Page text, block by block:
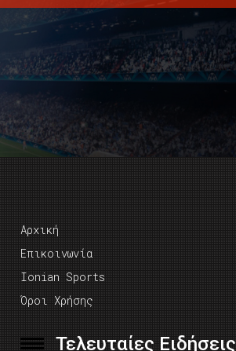
Αρχική
Επικοινωνία
Ionian Sports
Όροι Χρήσης
Τελευταίες Ειδήσεις